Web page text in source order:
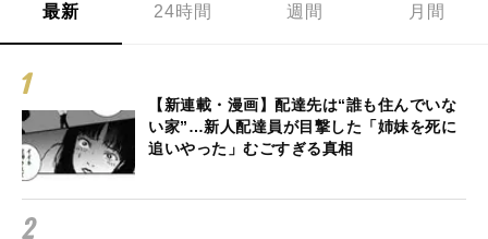
最新 24時間 週間 月間
【新連載・漫画】配達先は“誰も住んでいな
い家”…新人配達員が目撃した「姉妹を死に
追いやった」むごすぎる真相